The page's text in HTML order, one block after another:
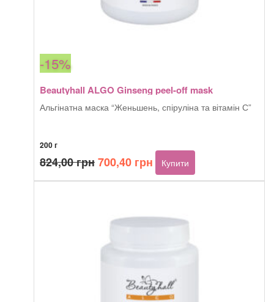
-15%
Beautyhall ALGO Ginseng peel-off mask
Альгінатна маска “Женьшень, спіруліна та вітамін С”
200 г
824,00грнОригінальна
ціна:
700,40 грнПоточна
ціна:
Купити